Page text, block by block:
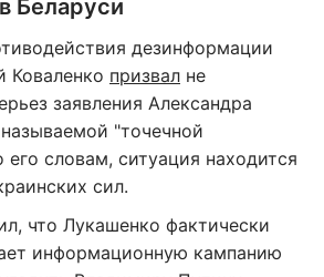
Беларуси
дезинформации
призвал не
заявления Александра
"точечной
словам, ситуация находится
сил.
что Лукашенко фактически
информационную кампанию